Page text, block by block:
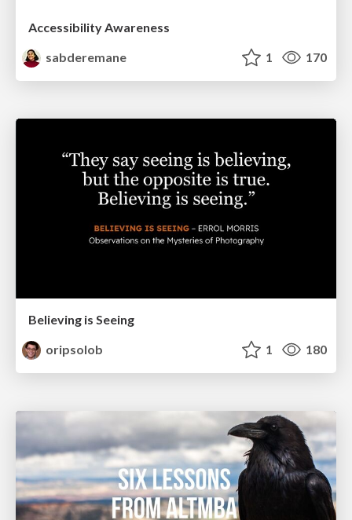
Accessibility Awareness
sabderemane
1 170
Believing is Seeing
oripsolob
1 180